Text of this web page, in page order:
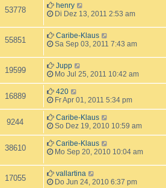
53778
henry
Di Dez 13, 2011 2:53 am
55851
Caribe-Klaus
Sa Sep 03, 2011 7:43 am
19599
Jupp
Mo Jul 25, 2011 10:42 am
16889
420
Fr Apr 01, 2011 5:34 pm
9244
Caribe-Klaus
So Dez 19, 2010 10:59 am
38610
Caribe-Klaus
Mo Sep 20, 2010 10:04 am
17055
vallartina
Do Jun 24, 2010 6:37 pm